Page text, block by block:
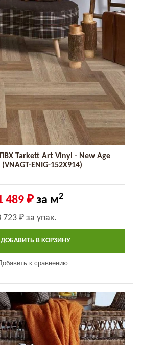
Tarkett Art Vinyl - New Age
(VNAGT-ENIG-152X914)
489 ₽ за м2
723 ₽ за упак.
ДОБАВИТЬ В КОРЗИНУ
к сравнению